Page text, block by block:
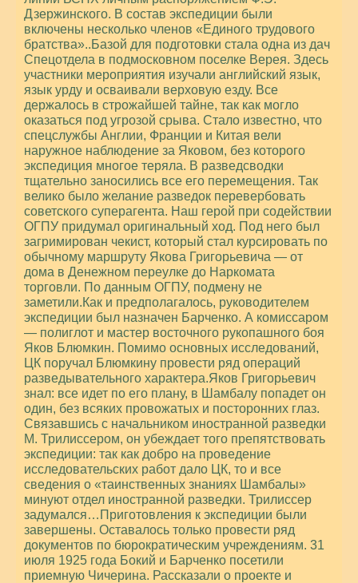
Дзержинского. В состав экспедиции были
включены несколько членов «Единого трудового
братства»..Базой для подготовки стала одна из дач
Спецотдела в подмосковном поселке Верея. Здесь
участники мероприятия изучали английский язык,
язык урду и осваивали верховую езду. Все
держалось в строжайшей тайне, так как могло
оказаться под угрозой срыва. Стало известно, что
спецслужбы Англии, Франции и Китая вели
наружное наблюдение за Яковом, без которого
экспедиция многое теряла. В разведсводки
тщательно заносились все его перемещения. Так
велико было желание разведок перевербовать
советского суперагента. Наш герой при содействии
ОГПУ придумал оригинальный ход. Под него был
загримирован чекист, который стал курсировать по
обычному маршруту Якова Григорьевича — от
дома в Денежном переулке до Наркомата
торговли. По данным ОГПУ, подмену не
заметили.Как и предполагалось, руководителем
экспедиции был назначен Барченко. А комиссаром
— полиглот и мастер восточного рукопашного боя
Яков Блюмкин. Помимо основных исследований,
ЦК поручал Блюмкину провести ряд операций
разведывательного характера.Яков Григорьевич
знал: все идет по его плану, в Шамбалу попадет он
один, без всяких провожатых и посторонних глаз.
Связавшись с начальником иностранной разведки
М. Трилиссером, он убеждает того препятствовать
экспедиции: так как добро на проведение
исследовательских работ дало ЦК, то и все
сведения о «таинственных знаниях Шамбалы»
минуют отдел иностранной разведки. Трилиссер
задумался…Приготовления к экспедиции были
завершены. Оставалось только провести ряд
документов по бюрократическим учреждениям. 31
июля 1925 года Бокий и Барченко посетили
приемную Чичерина. Рассказали о проекте и